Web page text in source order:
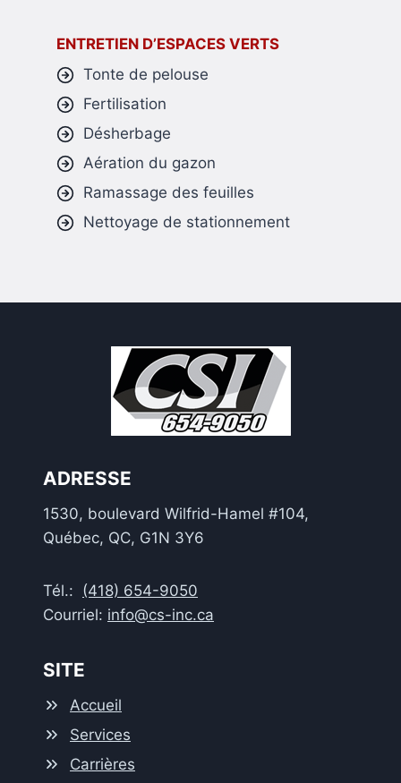
ENTRETIEN D’ESPACES VERTS
Tonte de pelouse
Fertilisation
Désherbage
Aération du gazon
Ramassage des feuilles
Nettoyage de stationnement
ADRESSE
1530, boulevard Wilfrid-Hamel #104,
Québec, QC, G1N 3Y6
Tél.: (418) 654-9050
Courriel: info@cs-inc.ca
SITE
Accueil
Services
Carrières